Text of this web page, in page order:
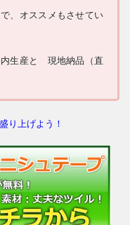
、オススメもさせてい
生産と 現地納品（直
り上げよう！